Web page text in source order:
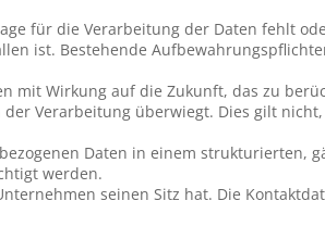
für die Verarbeitung der Daten fehlt
ist. Bestehende
mit Wirkung auf die Zukunft, das zu
Verarbeitung überwiegt. Dies gilt
Daten in einem strukturierten,
werden.
seinen Sitz hat. Die